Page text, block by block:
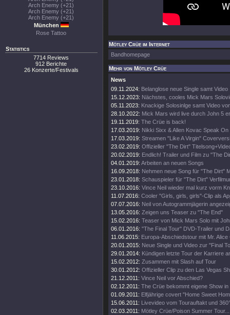
Arch Enemy (+21)
Arch Enemy (+21)
Arch Enemy (+21)
München
Rose Tattoo
Statistics
7714 Reviews
912 Berichte
26 Konzerte/Festivals
Mötley Crüe im Internet
Bandhomepage
Mehr von Mötley Crüe
News
09.11.2024: Belanglose neue Single samt Video
15.12.2023: Nächstes, cooles Mick Mars
05.11.2023: Knackige Solosinlge samt Video
28.10.2022: Mick Mars wird live durch John 5
19.11.2019: The Crüe is back!
17.03.2019: Nikki Sixx & Allen Kovac Speak
17.03.2019: Streamen "Like A Virgin"
23.02.2019: Offizieller "The Dirt"
20.02.2019: Endlich! Trailer und Film zu "The
04.01.2019: Arbeiten an neuen Songs
16.09.2018: Nehmen neue Song für "The Dirt"
23.01.2018: Schauspieler für "The Dirt"
23.10.2016: Vince Neil wieder mal kurz vorm
11.07.2016: Cooler "Girls, girls, girls"-Clip als
07.07.2016: Neil von Autogrammjägerin
13.05.2016: Zeigen uns Teaser zu "The End"
15.02.2016: Teaser von Mick Mars Solo mit
06.01.2016: "The Final Tour" DVD-Trailer und
11.06.2015: Europa-Abschiedstour mit Mr. Alice
20.01.2015: Neue Single und Video zur "Final
29.01.2014: Kündigen letzte Tour der Karriere
15.02.2012: Zusammen mit Slash auf Tour
30.01.2012: Offizieller Clip zu den Las Vegas
21.12.2011: Vince Neil vor Abschied?
02.12.2011: The Crüe bekommt eigene Show in
01.09.2011: Elfjährige covert "Home Sweet
15.06.2011: Livevideo vom Tourauftakt und
02.03.2011: Mötley Crüe/Poison Summer Tour...